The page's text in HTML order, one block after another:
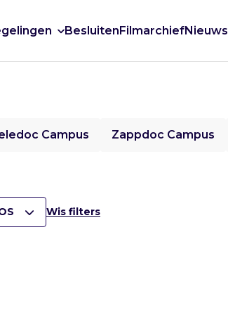
BesluitenFilmarchiefNieuws
Campus Zappdoc Campus
Wis filters